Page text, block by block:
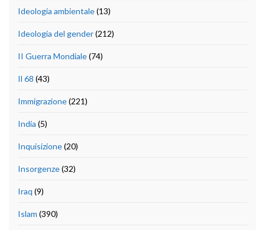
Ideologia ambientale(13)
Ideologia del gender(212)
II Guerra Mondiale(74)
Il 68 (43)
Immigrazione(221)
India (5)
Inquisizione(20)
Insorgenze(32)
Iraq (9)
Islam (390)